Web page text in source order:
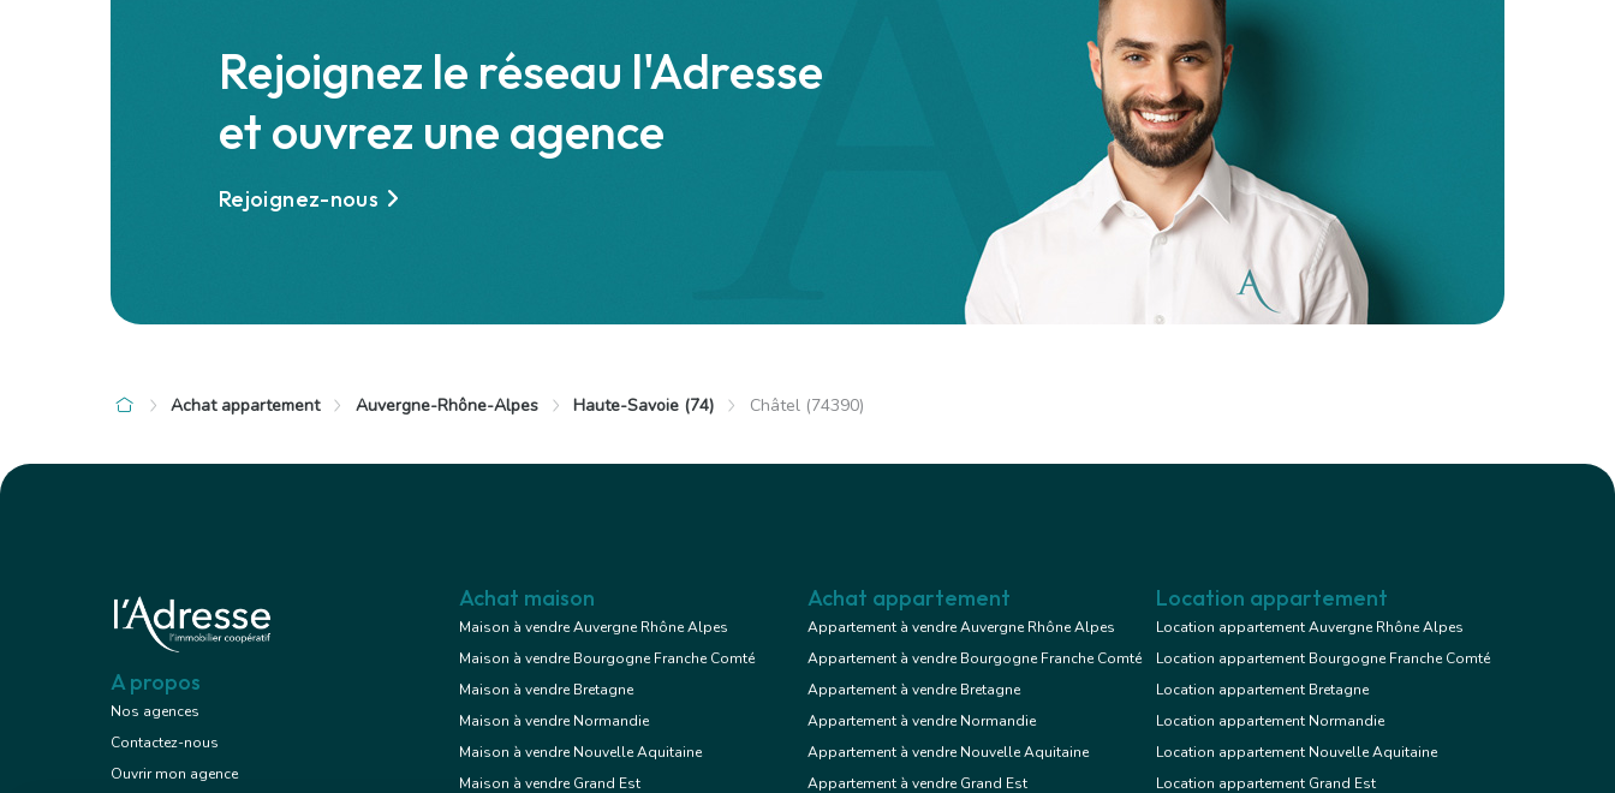
3 pièces , 2 chambres
Voir le bien
Rejoignez le réseau l'Adresse
et ouvrez une agence
Rejoignez-nous
Achat appartement Auvergne-Rhône-Alpes Haute-Savoie (74) Châtel (74390)
A propos
Nos agences
Contactez-nous
Ouvrir mon agence
Achat maison
Maison à vendre Auvergne Rhône Alpes
Maison à vendre Bourgogne Franche Comté
Maison à vendre Bretagne
Maison à vendre Normandie
Maison à vendre Nouvelle Aquitaine
Maison à vendre Grand Est
Achat appartement
Appartement à vendre Auvergne Rhône Alpes
Appartement à vendre Bourgogne Franche Comté
Appartement à vendre Bretagne
Appartement à vendre Normandie
Appartement à vendre Nouvelle Aquitaine
Appartement à vendre Grand Est
Location appartement
Location appartement Auvergne Rhône Alpes
Location appartement Bourgogne Franche Comté
Location appartement Bretagne
Location appartement Normandie
Location appartement Nouvelle Aquitaine
Location appartement Grand Est